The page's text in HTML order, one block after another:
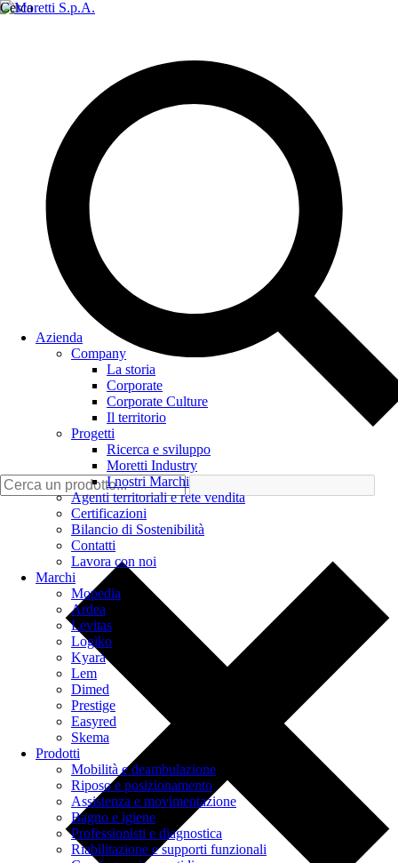
Cerca
Azienda
Company
La storia
Corporate
Corporate Culture
Il territorio
Progetti
Ricerca e sviluppo
Moretti Industry
I nostri Marchi
Agenti territoriali e rete vendita
Certificazioni
Bilancio di Sostenibilità
Contatti
Lavora con noi
Marchi
Mopedia
Ardea
Levitas
Logiko
Kyara
Lem
Dimed
Prestige
Easyred
Skema
Prodotti
Mobilità e deambulazione
Riposo e posizionamento
Assistenza e movimentazione
Bagno e igiene
Professionisti e diagnostica
Riabilitazione e supporti funzionali